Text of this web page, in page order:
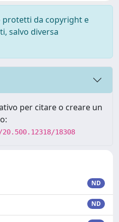
protetti da copyright e
salvo diversa
per citare o creare un
18308
ND
ND